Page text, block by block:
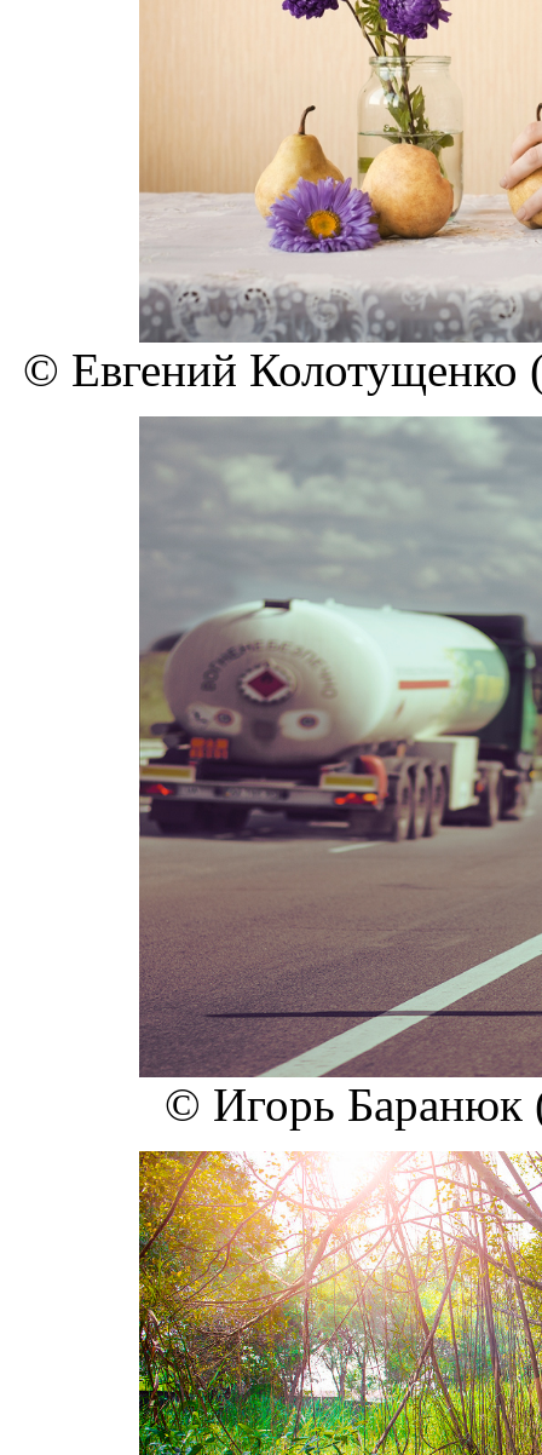
© Евгений Колотущенко
© Игорь Баранюк